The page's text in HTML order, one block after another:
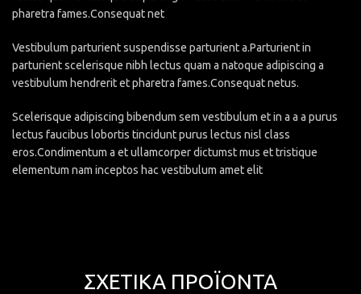
pharetra fames.Consequat net
Vestibulum parturient suspendisse parturient a.Parturient in
parturient scelerisque nibh lectus quam a natoque adipiscing a
vestibulum hendrerit et pharetra fames.Consequat netus.
Scelerisque adipiscing bibendum sem vestibulum et in a a a purus
lectus faucibus lobortis tincidunt purus lectus nisl class
eros.Condimentum a et ullamcorper dictumst mus et tristique
elementum nam inceptos hac vestibulum amet elit
ΣΧΕΤΙΚΆ ΠΡΟΪΌΝΤΑ